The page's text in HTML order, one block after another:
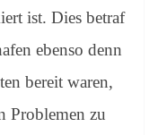
ist. Dies betraf
ebenso denn
bereit waren,
Problemen zu